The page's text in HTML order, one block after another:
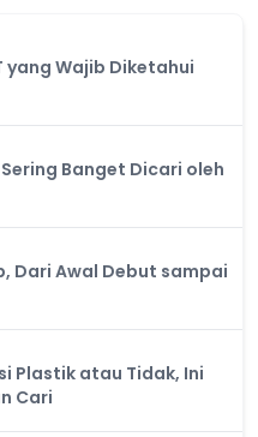
yang Wajib Diketahui
Sering Banget Dicari oleh
Dari Awal Debut sampai
Plastik atau Tidak, Ini
Cari